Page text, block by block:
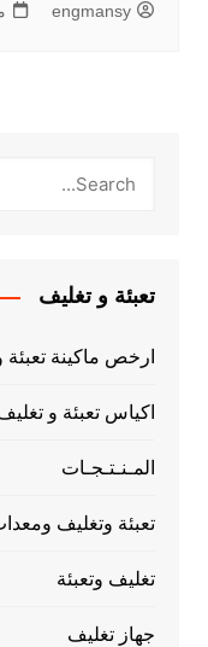
engmansy
تعبئة و تغليف
ارخص ماكينة تعبئة
اكياس تعبئة و
المـنـتـجـات
تعبئة وتغليف
تغليف وتعبئة
جهاز تغليف